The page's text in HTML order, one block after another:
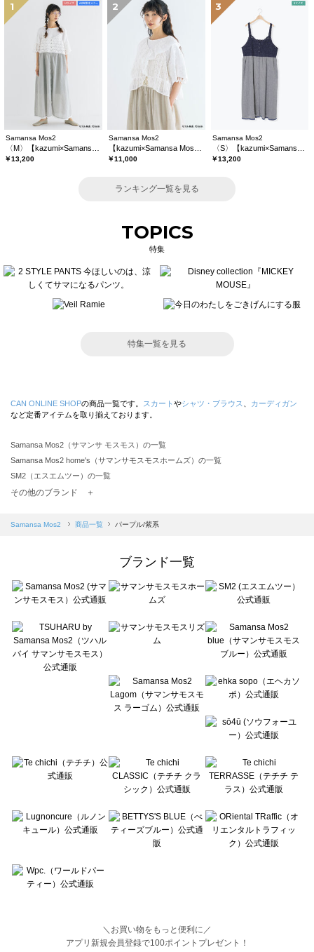
1
Samansa Mos2
￥13,200
2
Samansa Mos2
￥11,000
3
Samansa Mos2
￥13,200
ランキング一覧を見る
TOPICS
特集
特集一覧を見る
CAN ONLINE SHOPの商品一覧です。 スカート やシャツ・ブラウス
カーディガン
など定番アイテムを取り揃えております。
Samansa Mos2（サマンサ モスモス）の一覧
Samansa Mos2 home's（サマンサモスモスホームズ）の一覧
SM2（エスエムツー）の一覧
TSUHARU by Samansa Mos2（ツハルバイサマンサモスモス）の一覧
Samansa Mos2 blue（サマンサモスモス ブルー）の一覧
Te chichi（テチチ）の一覧
Te chichi CLASSIC（テチチ クラシック）の一覧
Lugnoncure（ルノンキュール）の一覧
BETTY'S BLUE（べティーズブルー）の一覧
Wpc.（ワールドパーティー）の一覧
その他のブランド ＋
Samansa Mos2 商品一覧 パープル/紫系
ブランド一覧
＼お買い物をもっと便利に／
アプリ新規会員登録で100ポイントプレゼント！